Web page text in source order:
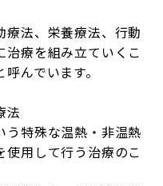
療法、栄養療法、行動
療を組み立ていくこ
んでいます。
法
う特殊な温熱・非温熱
用して行う治療のこ